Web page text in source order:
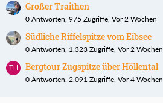
Großer Traithen
0 Antworten, 975 Zugriffe, Vor 2 Wochen
Südliche Riffelspitze vom Eibsee
0 Antworten, 1.323 Zugriffe, Vor 2 Wochen
Bergtour Zugspitze über Höllental
0 Antworten, 2.091 Zugriffe, Vor 4 Wochen